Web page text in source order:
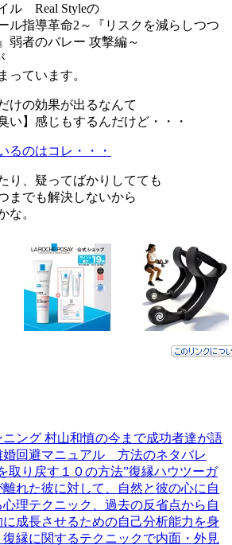
ル Real Styleの
ル指導革命2～『リスクを減らしつつ
弱者のバレー 攻撃編～
っています。
けの効果が出るなんて
い】感じもするんだけど・・・
るのはコレ・・・
り、疑ってばかりしてても
までも解決しないから
な。
ング 村山和慎の今まで成功者達が語
婚回避マニュアル 方法のネタバレ
取り戻す１０の方法”復縁ハウツーガ
れた彼に対して、自然と彼の心に自
理テクニック、過去の反省点から自
成長させるための自己分析能力を身
縁に関するテクニックで内面・外見